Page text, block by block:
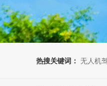
热搜关键词： 无人机